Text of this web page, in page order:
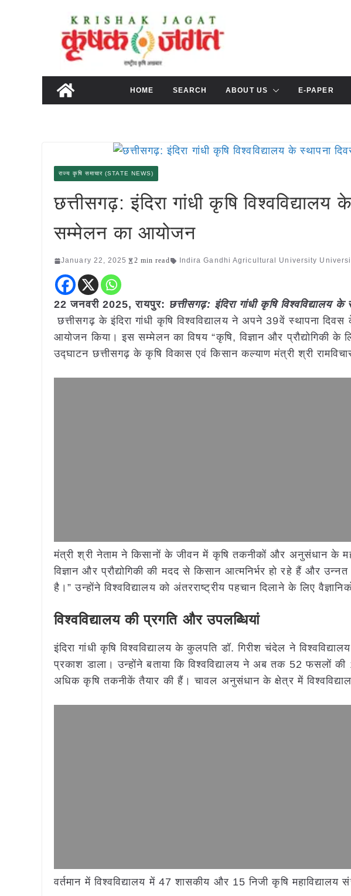
content
HOME SEARCH ABOUT US E-PAPER
राज्य कृषि समाचार (STATE NEWS)
छत्तीसगढ़: इंदिरा गांधी कृषि
सम्मेलन का आयोजन
January 22, 2025 2 min read Indira Gandhi Agricultural University
22 जनवरी 2025,रायपुर: छत्तीसगढ़: इंदिरा गांधी कृषि
छत्तीसगढ़ के इंदिरा गांधी कृषि विश्वविद्यालय ने अपने 39वें स्थापना
आयोजन किया। इस सम्मेलन का विषय “कृषि, विज्ञान और प्रौद्योगिकी
उद्घाटन छत्तीसगढ़ के कृषि विकास एवं किसान कल्याण मंत्री श्री
मंत्री श्री नेताम ने किसानों के जीवन में कृषि तकनीकों और अनुसंधान के
विज्ञान और प्रौद्योगिकी की मदद से किसान आत्मनिर्भर हो रहे हैं और
है।” उन्होंने विश्वविद्यालय को अंतरराष्ट्रीय पहचान दिलाने के लिए
विश्वविद्यालय की प्रगति और उपलब्धियां
इंदिरा गांधी कृषि विश्वविद्यालय के कुलपति डॉ. गिरीश चंदेल ने
प्रकाश डाला। उन्होंने बताया कि विश्वविद्यालय ने अब तक 52 फसलों
अधिक कृषि तकनीकें तैयार की हैं। चावल अनुसंधान के क्षेत्र में
वर्तमान में विश्वविद्यालय में 47 शासकीय और 15 निजी कृषि